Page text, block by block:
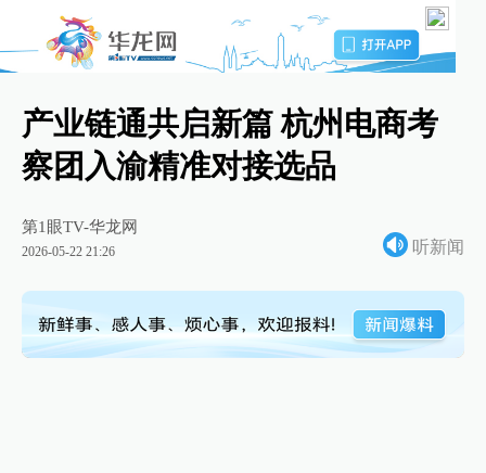
产业链通共启新篇 杭州电商考
察团入渝精准对接选品
第1眼TV-华龙网
2026-05-22 21:26 听新闻